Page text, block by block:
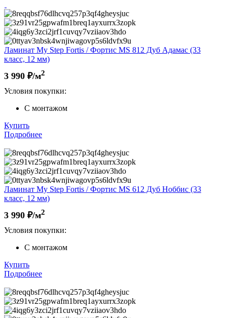
Ламинат My Step Fortis / Фортис MS 812 Дуб Адамас (33
класс, 12 мм)
3 990 ₽/м2
Условия покупки:
С монтажом
Купить
Подробнее
Ламинат My Step Fortis / Фортис MS 612 Дуб Ноббис (33
класс, 12 мм)
3 990 ₽/м2
Условия покупки:
С монтажом
Купить
Подробнее